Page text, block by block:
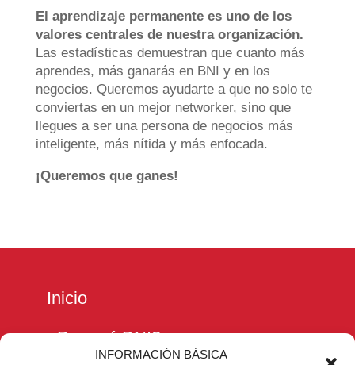
INFORMACIÓN BÁSICA
El aprendizaje permanente es uno de los
valores centrales de nuestra organización.
Las estadísticas demuestran que cuanto más
aprendes, más ganarás en BNI y en los
negocios. Queremos ayudarte a que no solo te
conviertas en un mejor networker, sino que
llegues a ser una persona de negocios más
inteligente, más nítida y más enfocada.
¡Queremos que ganes!
Inicio
¿Por qué BNI?